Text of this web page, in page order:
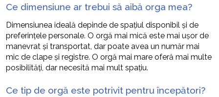
Ce dimensiune ar trebui să aibă orga mea?
Dimensiunea ideală depinde de spațiul disponibil și de
preferințele personale. O orgă mai mică este mai ușor de
manevrat și transportat, dar poate avea un număr mai
mic de clape și registre. O orgă mai mare oferă mai multe
posibilități, dar necesită mai mult spațiu.
Ce tip de orgă este potrivit pentru începători?